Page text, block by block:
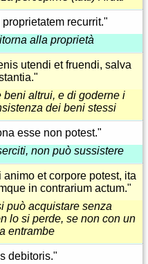
recurrit."
alla proprietà
utendi et fruendi, salva
beni altrui, e di goderne i
dei beni stessi
esse non potest."
non può sussistere
et corpore potest, ita
in contrarium actum."
può acquistare senza
lo si perde, se non con un
entrambe
debitoris."